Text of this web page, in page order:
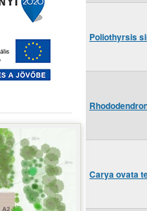
Poliothyrsis
Carya ovata